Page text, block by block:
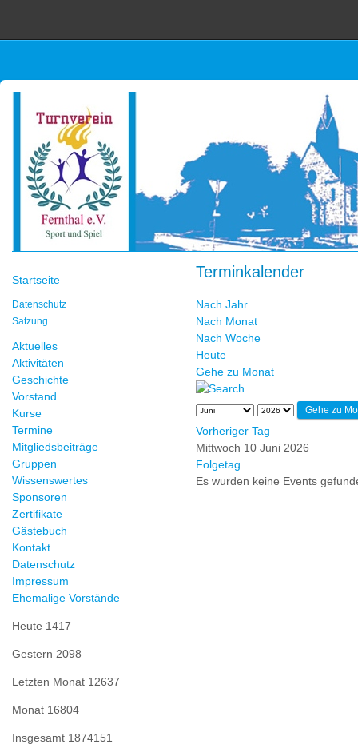
Startseite
Datenschutz
Satzung
Aktuelles
Aktivitäten
Geschichte
Vorstand
Kurse
Termine
Mitgliedsbeiträge
Gruppen
Wissenswertes
Sponsoren
Zertifikate
Gästebuch
Kontakt
Datenschutz
Impressum
Ehemalige Vorstände
Heute 1417
Gestern 2098
Letzten Monat 12637
Monat 16804
Insgesamt 1874151
Terminkalender
Nach Jahr
Nach Monat
Nach Woche
Heute
Gehe zu Monat
Gehe zu
Vorheriger Tag
Mittwoch 10 Juni 2026
Folgetag
Es wurden keine Events